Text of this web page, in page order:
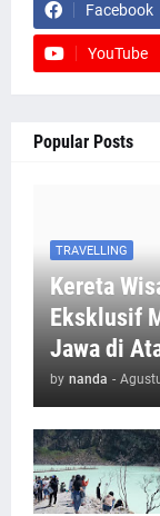
Facebook
YouTube
Popular Posts
TRAVELLING
Kereta
Eksklusif
Jawa di
by nanda -